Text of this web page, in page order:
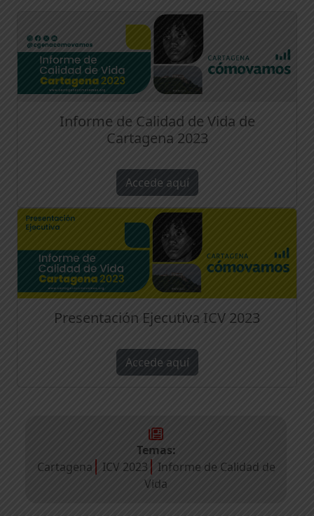
Informe de Calidad de Vida de
Cartagena 2023
Accede aquí
Presentación Ejecutiva ICV 2023
Accede aquí
Temas:
Cartagena
ICV 2023
Informe de Calidad de
Vida